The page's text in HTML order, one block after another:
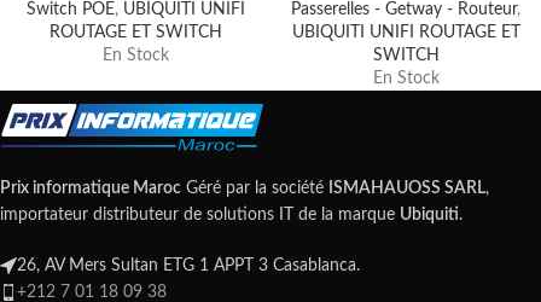
Switch POE, UBIQUITI UNIFI
ROUTAGE ET SWITCH
En Stock
Passerelles - Getway - Routeur,
UBIQUITI UNIFI ROUTAGE ET
SWITCH
En Stock
Prix informatique Maroc Géré par la société ISMAHAUOSS SARL,
importateur distributeur de solutions IT de la marque Ubiquiti.
26, AV Mers Sultan ETG 1 APPT 3 Casablanca.
+212 7 01 18 09 38